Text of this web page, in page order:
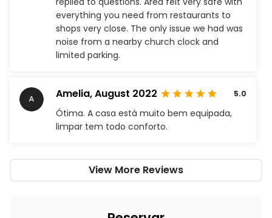
everything you need from restaurants to
shops very close. The only issue we had was
noise from a nearby church clock and
limited parking.
Amelia,August 2022 5.0
Ótima. A casa está muito bem equipada,
limpar tem todo conforto.
View More Reviews